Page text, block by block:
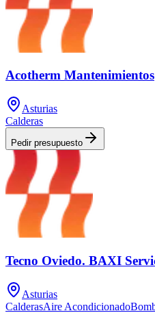
Acotherm Mantenimientos
Asturias
Calderas
Pedir presupuesto
Tecno Oviedo. BAXI
Asturias
CalderasAire Acondicionado